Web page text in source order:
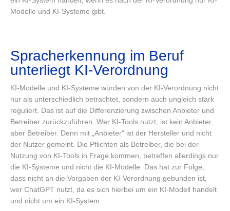
Modelle und KI-Systeme gibt.
Spracherkennung im Beruf
unterliegt KI-Verordnung
KI-Modelle und KI-Systeme würden von der KI-Verordnung nicht
nur als unterschiedlich betrachtet, sondern auch ungleich stark
reguliert. Das ist auf die Differenzierung zwischen Anbieter und
Betreiber zurückzuführen. Wer KI-Tools nutzt, ist kein Anbieter,
aber Betreiber. Denn mit „Anbieter“ ist der Hersteller und nicht
der Nutzer gemeint. Die Pflichten als Betreiber, die bei der
Nutzung von KI-Tools in Frage kommen, betreffen allerdings nur
die KI-Systeme und nicht die KI-Modelle. Das hat zur Folge,
dass nicht an die Vorgaben der KI-Verordnung gebunden ist,
wer ChatGPT nutzt, da es sich hierbei um ein KI-Modell handelt
und nicht um ein KI-System.